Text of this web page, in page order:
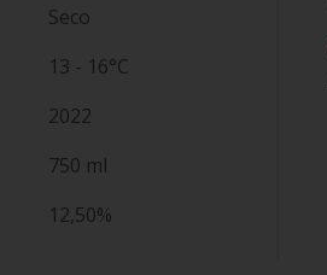
Seco
13 - 16°C
2022
750 ml
12,50%